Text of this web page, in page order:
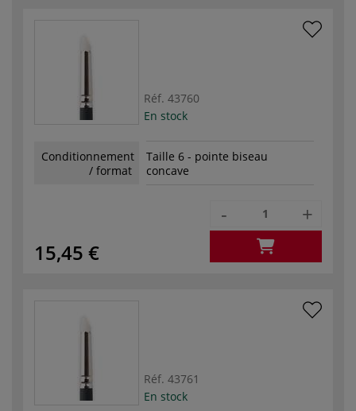
Réf. 43760
En stock
Conditionnement
/ format
Taille 6 - pointe biseau
concave
15,45 €
- +
Réf. 43761
En stock